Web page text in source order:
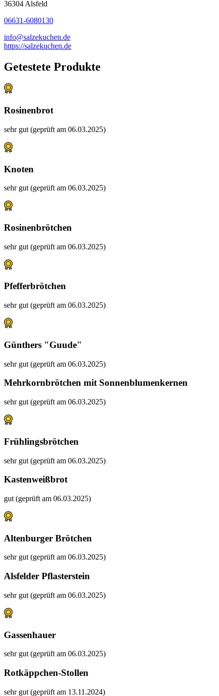
36304 Alsfeld
06631-6080130
info@salzekuchen.de
https://salzekuchen.de
Getestete Produkte
Rosinenbrot
sehr gut (geprüft am 06.03.2025)
Knoten
sehr gut (geprüft am 06.03.2025)
Rosinenbrötchen
sehr gut (geprüft am 06.03.2025)
Pfefferbrötchen
sehr gut (geprüft am 06.03.2025)
Günthers "Guude"
sehr gut (geprüft am 06.03.2025)
Mehrkornbrötchen mit Sonnenblumenkernen
sehr gut (geprüft am 06.03.2025)
Frühlingsbrötchen
sehr gut (geprüft am 06.03.2025)
Kastenweißbrot
gut (geprüft am 06.03.2025)
Altenburger Brötchen
sehr gut (geprüft am 06.03.2025)
Alsfelder Pflasterstein
sehr gut (geprüft am 06.03.2025)
Gassenhauer
sehr gut (geprüft am 06.03.2025)
Rotkäppchen-Stollen
sehr gut (geprüft am 13.11.2024)